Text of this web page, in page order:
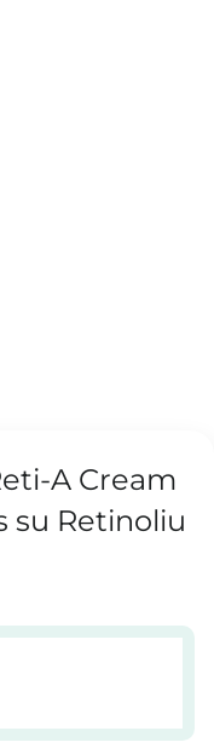
A Cream
su Retinoliu